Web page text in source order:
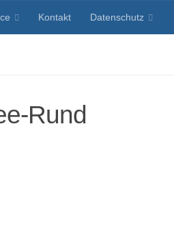
Kontakt Datenschutz
Rund